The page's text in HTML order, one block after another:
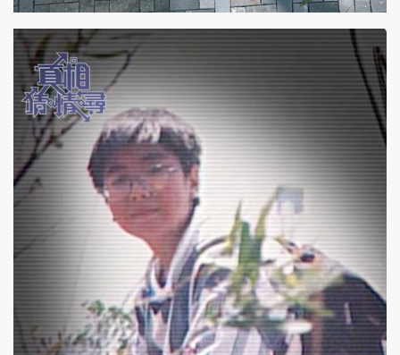
Copyright © 東周網 版權所有 . 不得轉載
©Eastweek.com.hk. All rights reserved.